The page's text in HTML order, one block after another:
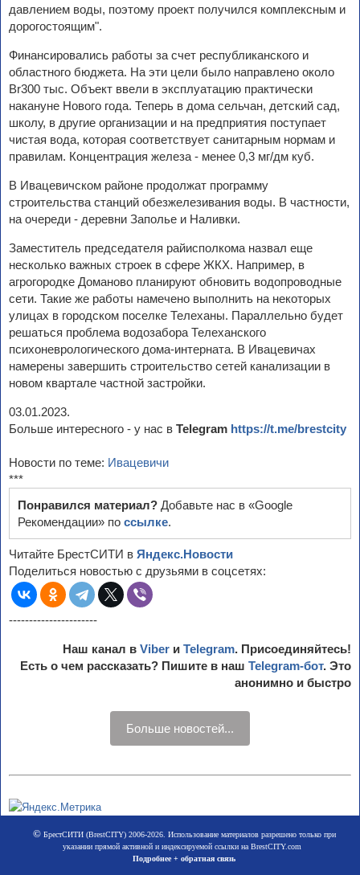
давлением воды, поэтому проект получился комплексным и
дорогостоящим".
Финансировались работы за счет республиканского и
областного бюджета. На эти цели было направлено около
Br300 тыс. Объект ввели в эксплуатацию практически
накануне Нового года. Теперь в дома сельчан, детский сад,
школу, в другие организации и на предприятия поступает
чистая вода, которая соответствует санитарным нормам и
правилам. Концентрация железа - менее 0,3 мг/дм куб.
В Ивацевичском районе продолжат программу
строительства станций обезжелезивания воды. В частности,
на очереди - деревни Заполье и Наливки.
Заместитель председателя райисполкома назвал еще
несколько важных строек в сфере ЖКХ. Например, в
агрогородке Доманово планируют обновить водопроводные
сети. Такие же работы намечено выполнить на некоторых
улицах в городском поселке Телеханы. Параллельно будет
решаться проблема водозабора Телеханского
психоневрологического дома-интерната. В Ивацевичах
намерены завершить строительство сетей канализации в
новом квартале частной застройки.
03.01.2023.
Больше интересного - у нас в Telegram https://t.me/brestcity
Новости по теме: Ивацевичи
***
Понравился материал? Добавьте нас в «Google
Рекомендации» по ссылке.
Читайте БрестСИТИ в Яндекс.Новости
Поделиться новостью с друзьями в соцсетях:
----------------------
Наш канал в Viber и Telegram. Присоединяйтесь!
Есть о чем рассказать? Пишите в наш Telegram-бот. Это
анонимно и быстро
Больше новостей...
©БрестСИТИ (BrestCITY) 2006-2026. Использование материалов разрешено только при
указании прямой активной и индексируемой ссылки на BrestCITY.com
Подробнее + обратная связь